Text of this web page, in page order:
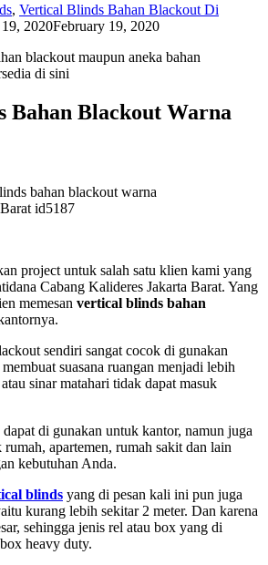
, Vertical Blinds Bahan Blackout Di
2020February 19, 2020
blackout maupun aneka bahan
di sini
Bahan Blackout Warna
bahan blackout warna
id5187
project untuk salah satu klien kami yang
Cabang Kalideres Jakarta Barat. Yang
memesan vertical blinds bahan
sendiri sangat cocok di gunakan
suasana ruangan menjadi lebih
sinar matahari tidak dapat masuk
di gunakan untuk kantor, namun juga
apartemen, rumah sakit dan lain
kebutuhan Anda.
blinds yang di pesan kali ini pun juga
kurang lebih sekitar 2 meter. Dan karena
sehingga jenis rel atau box yang di
heavy duty.